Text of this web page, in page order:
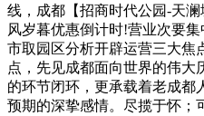
线，成都【招商时代公园-天
风岁暮优惠倒计时!营业次要
市取园区分析开辟运营三大焦
点，先见成都面向世界的伟大
的环节闭环，更承载着老成都
预期的深挚感情。尽揽于怀；